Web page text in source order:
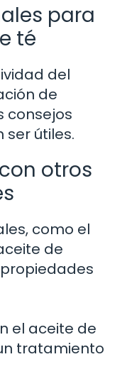
para
té
del
de
consejos
ser útiles.
otros
como el
de
el aceite de
tratamiento